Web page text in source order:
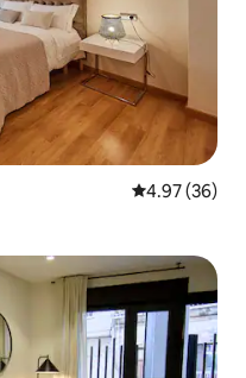
平均评分
4.97 (36)